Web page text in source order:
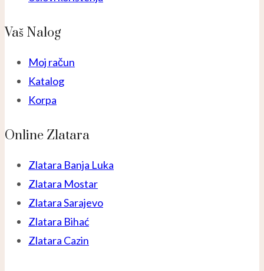
Vaš Nalog
Moj račun
Katalog
Korpa
Online Zlatara
Zlatara Banja Luka
Zlatara Mostar
Zlatara Sarajevo
Zlatara Bihać
Zlatara Cazin